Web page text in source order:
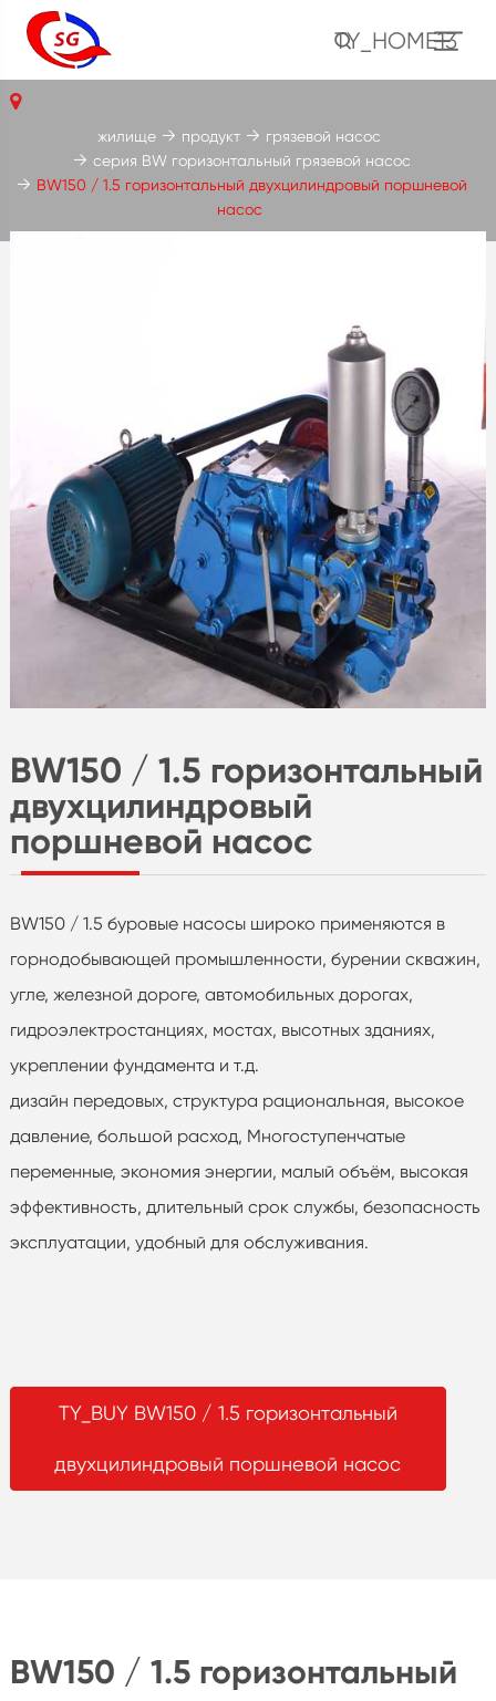
TY_HOME13
BW150 / 1.5 горизонтальный
двухцилиндровый
поршневой насос
BW150 / 1.5 буровые насосы широко применяются в
горнодобывающей промышленности, бурении скважин,
угле, железной дороге, автомобильных дорогах,
гидроэлектростанциях, мостах, высотных зданиях,
укреплении фундамента и т.д.
дизайн передовых, структура рациональная, высокое
давление, большой расход, Многоступенчатые
переменные, экономия энергии, малый объём, высокая
эффективность, длительный срок службы, безопасность
эксплуатации, удобный для обслуживания.
TY_BUY BW150 / 1.5 горизонтальный
двухцилиндровый поршневой насос
жилище продукт
грязевой насос
серия BW горизонтальный грязевой насос
BW150 / 1.5 горизонтальный двухцилиндровый поршневой
насос
BW150 / 1.5 горизонтальный